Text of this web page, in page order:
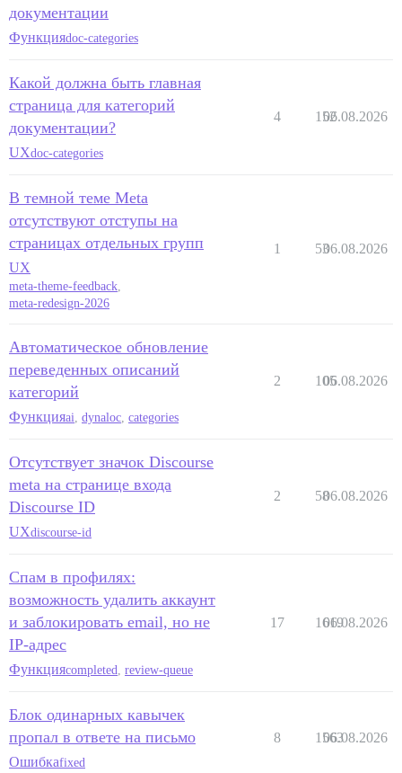
документации
Функцияdoc-categories
Какой должна быть главная
страница для категорий
документации?
UXdoc-categories
4 152
06.08.2026
В темной теме Meta
отсутствуют отступы на
страницах отдельных групп
UX
meta-theme-feedback,
meta-redesign-2026
1 5306.08.2026
Автоматическое обновление
переведенных описаний
категорий
Функцияai dynaloc categories
2 105
06.08.2026
Отсутствует значок Discourse
meta на странице входа
Discourse ID
UXdiscourse-id
2 5806.08.2026
Спам в профилях:
возможность удалить аккаунт
и заблокировать email, но не
IP-адрес
Функцияcompleted review-queue
17 1619
06.08.2026
Блок одинарных кавычек
пропал в ответе на письмо
Ошибкаfixed
8 1563
06.08.2026